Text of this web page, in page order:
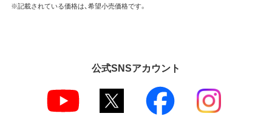
※記載されている価格は、希望小売価格です。
公式SNSアカウント